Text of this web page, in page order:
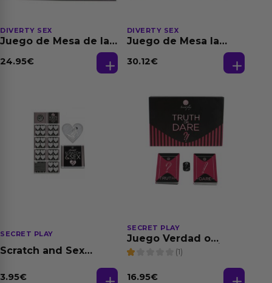
DIVERTY SEX
Juego de Mesa de las
24.95€
DIVERTY SEX
Juego de Mesa la
Pirámide del Amor
30.12€
SECRET PLAY
Scratch and Sex
3.95€
SECRET PLAY
Juego Verdad o
(1)
16.95€